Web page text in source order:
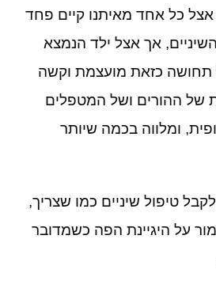
כל אחד מאיתנו קיים פחד
אך אצל ילד הנמצא
תחושה כזאת מועצמת וקשה
של ההורים ושל המטפלים
ומלווה בכמה שיותר
טיפול שיניים כמו שצריך,
על היגיינת הפה כשמדובר